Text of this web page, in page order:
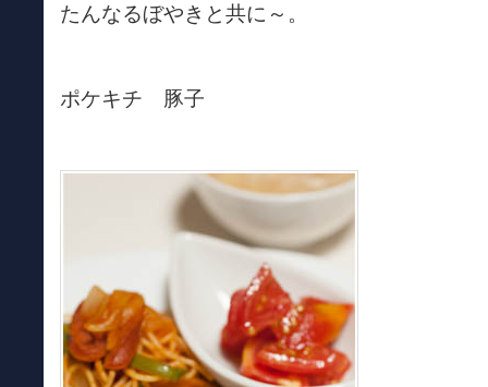
たんなるぼやきと共に～。
ポケキチ 豚子